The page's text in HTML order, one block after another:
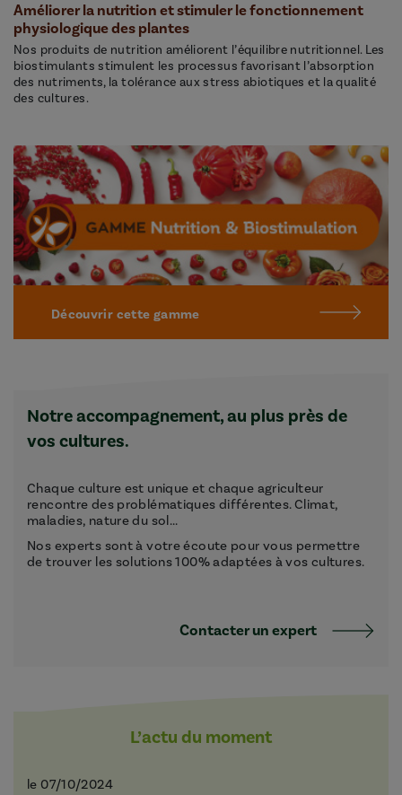
Améliorer la nutrition et stimuler le fonctionnement
physiologique des plantes
Nos produits de nutrition améliorent l’équilibre nutritionnel. Les
biostimulants stimulent les processus favorisant l’absorption
des nutriments, la tolérance aux stress abiotiques et la qualité
des cultures.
Découvrir cette gamme
Notre accompagnement, au plus près de
vos cultures.
Chaque culture est unique et chaque agriculteur
rencontre des problématiques différentes. Climat,
maladies, nature du sol...
Nos experts sont à votre écoute pour vous permettre
de trouver les solutions 100% adaptées à vos cultures.
Contacter un expert
L’actu du moment
le 07/10/2024